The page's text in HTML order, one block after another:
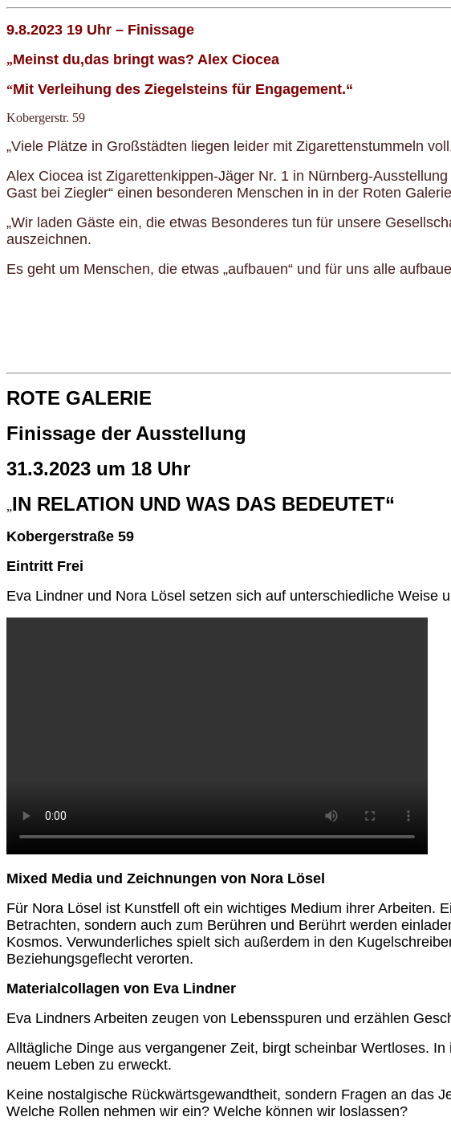
9.8.2023 19 Uhr – Finissage
„Meinst du,das bringt was? Alex Ciocea
“Mit Verleihung des Ziegelsteins für Engagement.“
Kobergerstr. 59
„Viele Plätze in Großstädten liegen leider mit Zigarettenstummeln
Alex Ciocea ist Zigarettenkippen-Jäger Nr. 1 in Nürnberg-
Gast bei Ziegler“ einen besonderen Menschen in in der Roten
„Wir laden Gäste ein, die etwas Besonderes tun für unsere
auszeichnen.
Es geht um Menschen, die etwas „aufbauen“ und für uns alle
ROTE GALERIE
Finissage der Ausstellung
31.3.2023 um 18 Uhr
„IN RELATION UND WAS DAS BEDEUTET“
Kobergerstraße 59
Eintritt Frei
Eva Lindner und Nora Lösel setzen sich auf unterschiedliche Weise
Mixed Media und Zeichnungen von Nora Lösel
Für Nora Lösel ist Kunstfell oft ein wichtiges Medium ihrer Arbeiten.
Betrachten, sondern auch zum Berühren und Berührt werden
Kosmos. Verwunderliches spielt sich außerdem in den
Beziehungsgeflecht verorten.
Materialcollagen von Eva Lindner
Eva Lindners Arbeiten zeugen von Lebensspuren und erzählen
Alltägliche Dinge aus vergangener Zeit, birgt scheinbar Wertloses.
neuem Leben zu erweckt.
Keine nostalgische Rückwärtsgewandtheit, sondern Fragen an das
Welche Rollen nehmen wir ein? Welche können wir loslassen?